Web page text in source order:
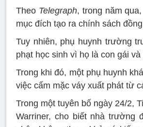
Theo Telegraph, trong năm
mục đích tạo ra chính sách
Tuy nhiên, phụ huynh trường
phạt học sinh vì họ là con gái và
Trong khi đó, một phụ huynh
việc cấm mặc váy xuất phát từ
Trong một tuyên bố ngày 24/2,
Warriner, cho biết nhà trường